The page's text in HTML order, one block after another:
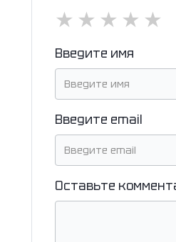
★
★
★
★
★
Введите имя
Введите email
Оставьте